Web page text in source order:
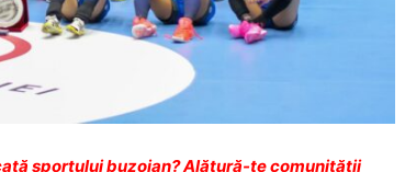
sportului buzoian? Alătură-te comunității